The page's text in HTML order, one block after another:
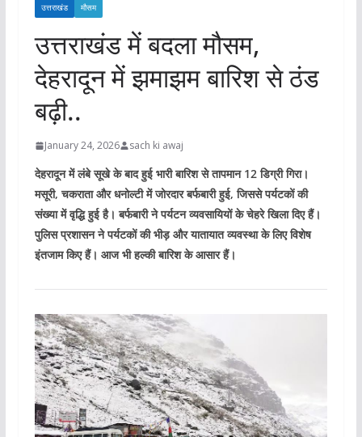
उत्तराखंड मौसम
उत्तराखंड में बदला मौसम,
देहरादून में झमाझम बारिश से ठंड
बढ़ी..
January 24, 2026 sach ki awaj
देहरादून में लंबे सूखे के बाद हुई भारी बारिश से तापमान 12 डिग्री गिरा।
मसूरी, चकराता और धनोल्टी में जोरदार बर्फबारी हुई, जिससे पर्यटकों की
संख्या में वृद्धि हुई है। बर्फबारी ने पर्यटन व्यवसायियों के चेहरे खिला दिए हैं।
पुलिस प्रशासन ने पर्यटकों की भीड़ और यातायात व्यवस्था के लिए विशेष
इंतजाम किए हैं। आज भी हल्की बारिश के आसार हैं।